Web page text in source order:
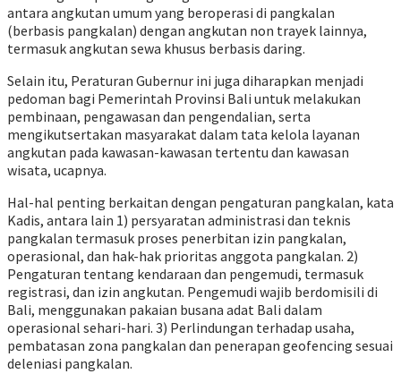
antara angkutan umum yang beroperasi di pangkalan
(berbasis pangkalan) dengan angkutan non trayek lainnya,
termasuk angkutan sewa khusus berbasis daring.
Selain itu, Peraturan Gubernur ini juga diharapkan menjadi
pedoman bagi Pemerintah Provinsi Bali untuk melakukan
pembinaan, pengawasan dan pengendalian, serta
mengikutsertakan masyarakat dalam tata kelola layanan
angkutan pada kawasan-kawasan tertentu dan kawasan
wisata, ucapnya.
Hal-hal penting berkaitan dengan pengaturan pangkalan, kata
Kadis, antara lain 1) persyaratan administrasi dan teknis
pangkalan termasuk proses penerbitan izin pangkalan,
operasional, dan hak-hak prioritas anggota pangkalan. 2)
Pengaturan tentang kendaraan dan pengemudi, termasuk
registrasi, dan izin angkutan. Pengemudi wajib berdomisili di
Bali, menggunakan pakaian busana adat Bali dalam
operasional sehari-hari. 3) Perlindungan terhadap usaha,
pembatasan zona pangkalan dan penerapan geofencing sesuai
deleniasi pangkalan.